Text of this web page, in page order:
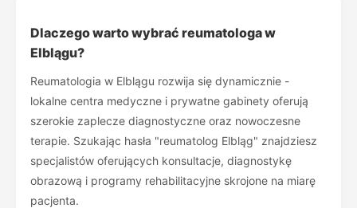
Dlaczego warto wybrać reumatologa w
Elblągu?
Reumatologia w Elblągu rozwija się dynamicznie -
lokalne centra medyczne i prywatne gabinety oferują
szerokie zaplecze diagnostyczne oraz nowoczesne
terapie. Szukając hasła "reumatolog Elbląg" znajdziesz
specjalistów oferujących konsultacje, diagnostykę
obrazową i programy rehabilitacyjne skrojone na miarę
pacjenta.